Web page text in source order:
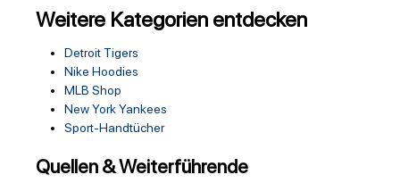
Weitere Kategorien entdecken
Detroit Tigers
Nike Hoodies
MLB Shop
New York Yankees
Sport-Handtücher
Quellen & Weiterführende